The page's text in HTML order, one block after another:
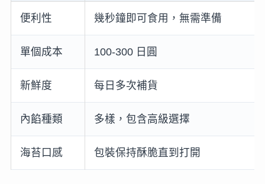
便利性 幾秒鐘即可食用，無需準備
單個成本 100-300 日圓
新鮮度 每日多次補貨
內餡種類 多樣，包含高級選擇
海苔口感 包裝保持酥脆直到打開